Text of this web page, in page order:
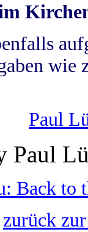
wie
Paul
Paul
Back to
zurück